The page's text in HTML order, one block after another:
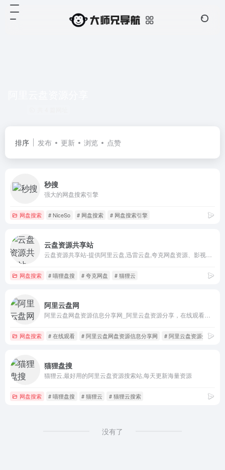
排序 发布 更新 浏览 点赞
秒搜
强大的网盘搜索引擎
网盘搜索 # NiceSo # 网盘搜索 # 网盘搜索引擎
云盘资源共享站
网盘搜索 # 喵狸盘搜 # 夸克网盘 # 猫狸云
阿里云盘网
网盘搜索 # 在线观看 # 阿里云盘网盘资源信息分享网 # 阿里云盘资源分享
猫狸盘搜
猫狸云,最好用的阿里云盘资源搜索站,每天更新海量资源
网盘搜索 # 喵狸盘搜 # 猫狸云 # 猫狸云搜索
没有了